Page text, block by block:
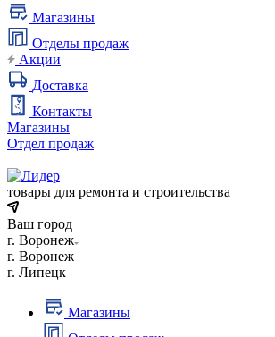
Магазины
Отделы продаж
Акции
Доставка
Контакты
Магазины
Отдел продаж
товары для ремонта и строительства
Ваш город
г. Воронеж
г. Воронеж
г. Липецк
Магазины